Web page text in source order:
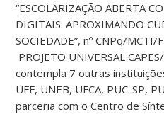
“ESCOLARIZAÇÃO ABERTA
DIGITAIS: APROXIMANDO
SOCIEDADE”, nº CNPq/
PROJETO UNIVERSAL
contempla 7 outras
UFF, UNEB, UFCA, PUC-SP,
parceria com o Centro de